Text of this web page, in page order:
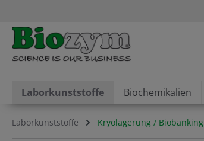
Laborkunststoffe Biochemikalien
Laborkunststoffe Kryolagerung / Biobanking